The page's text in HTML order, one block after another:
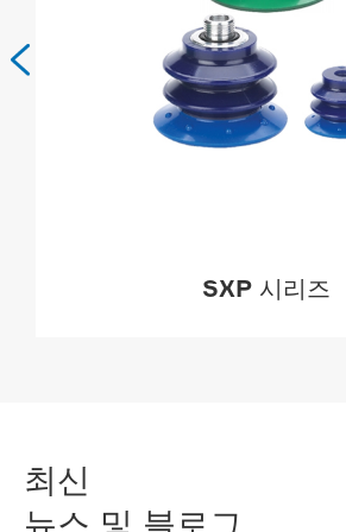
SXP 시리즈

최신
뉴스 및 블로그